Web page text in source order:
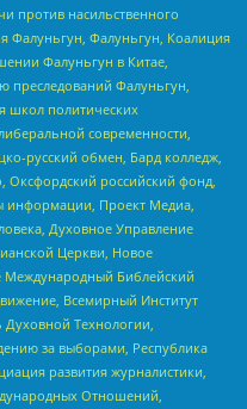
против насильственного
Фалуньгун, Фалуньгун, Коалиция
Фалуньгун в Китае,
преследований Фалуньгун,
школ политических
современности,
русский обмен, Бард колледж,
Оксфордский российский фонд,
информации, Проект Медиа,
Духовное Управление
Церкви, Новое
Международный Библейский
Всемирный Институт
Технологии,
за выборами, Республика
развития журналистики,
Отношений,